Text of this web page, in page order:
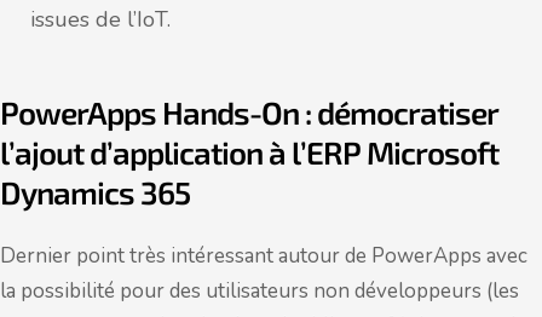
issues de l’IoT.
PowerApps Hands-On : démocratiser
l’ajout d’application à l’ERP Microsoft
Dynamics 365
Dernier point très intéressant autour de PowerApps avec
la possibilité pour des utilisateurs non développeurs (les